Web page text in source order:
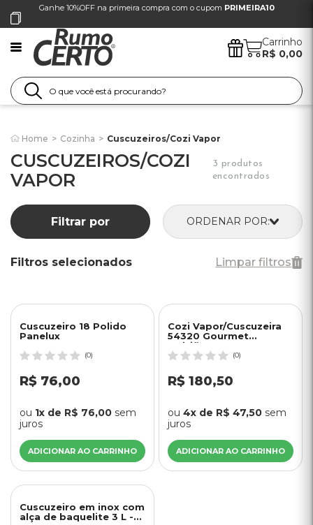
Ganhe 10%OFF na primeira compra com o cupom PRIMEIRA10
Carrinho
R$ 0,00
Home > Cozinha > Cuscuzeiros/Cozi Vapor
CUSCUZEIROS/COZI
VAPOR
3 produtos
encontrados
ORDENAR POR:
Filtrar por
Filtros selecionados Limpar filtros
Cuscuzeiro 18 Polido
Panelux
(0)
R$ 76,00
ou 1x de R$ 76,00 sem
juros
ADICIONAR AO CARRINHO
Cozi Vapor/Cuscuzeira
54320 Gourmet
Multiflon
(0)
R$ 180,50
ou 4x de R$ 47,50 sem
juros
ADICIONAR AO CARRINHO
Cuscuzeiro em inox com
alça de baquelite 3 L -